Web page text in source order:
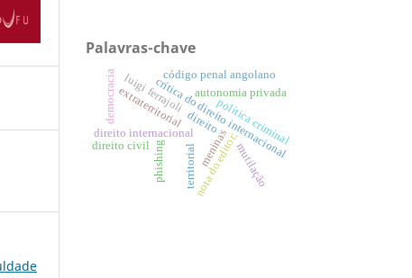
Palavras-chave
direito
direito internacionalcrítica do direito internacional
nota do editor;
territorial
extraterritorial autonomia privada
phishing
código penal angolano
política criminal
democracia luigi ferrajoli
direito civil mutilação
meninas